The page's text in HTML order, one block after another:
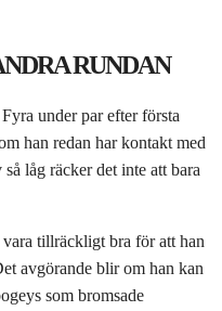
RUNDAN
under par efter första
han redan har kontakt med
låg räcker det inte att bara
tillräckligt bra för att han
avgörande blir om han kan
som bromsade